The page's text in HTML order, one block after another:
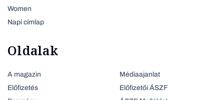
Women
Napi címlap
Oldalak
A magazin
Előfizetés
Médiaajanlat
Előfizetői ÁSZF